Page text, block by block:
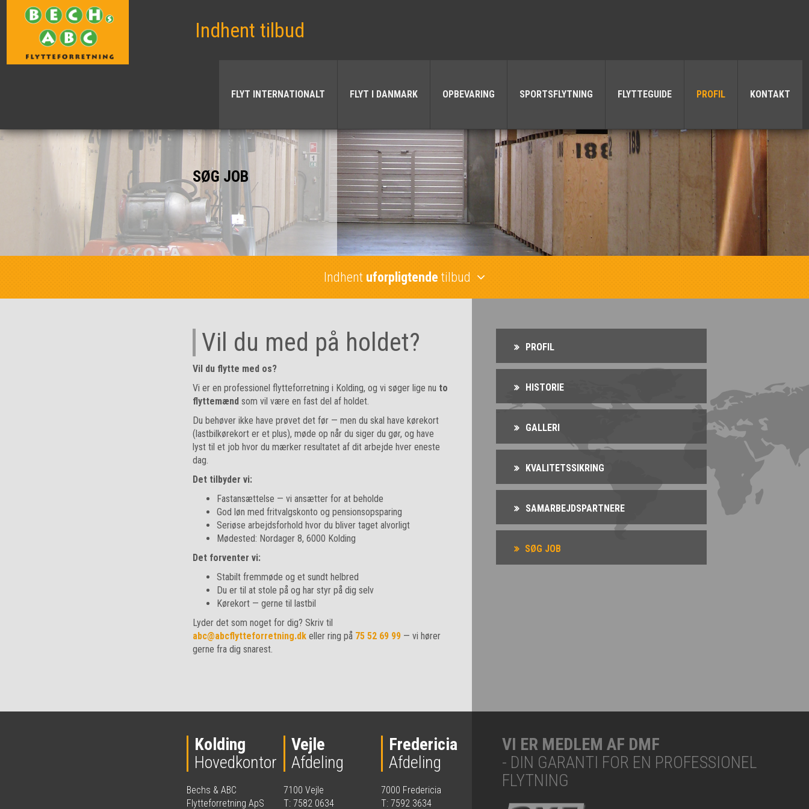
Indhent tilbud
FLYT INTERNATIONALT FLYT I DANMARK OPBEVARING SPORTSFLYTNING FLYTTEGUIDE PROFIL KONTAKT
SØG JOB
Indhent uforpligtende tilbud
Vil du med på holdet?
Vil du flytte med os?
Vi er en professionel flytteforretning i Kolding, og vi søger lige nu to
flyttemænd som vil være en fast del af holdet.
Du behøver ikke have prøvet det før — men du skal have kørekort
(lastbilkørekort er et plus), møde op når du siger du gør, og have
lyst til et job hvor du mærker resultatet af dit arbejde hver eneste
dag.
Det tilbyder vi:
Fastansættelse — vi ansætter for at beholde
God løn med fritvalgskonto og pensionsopsparing
Seriøse arbejdsforhold hvor du bliver taget alvorligt
Mødested: Nordager 8, 6000 Kolding
Det forventer vi:
Stabilt fremmøde og et sundt helbred
Du er til at stole på og har styr på dig selv
Kørekort — gerne til lastbil
Lyder det som noget for dig? Skriv til
abc@abcflytteforretning.dk eller ring på 75 52 69 99 — vi hører
gerne fra dig snarest.
PROFIL
HISTORIE
GALLERI
KVALITETSSIKRING
SAMARBEJDSPARTNERE
SØG JOB
Kolding
Hovedkontor
Bechs & ABC
Flytteforretning ApS
Vejle
Afdeling
7100 Vejle
T: 7582 0634
Fredericia
Afdeling
7000 Fredericia
T: 7592 3634
VI ER MEDLEM AF DMF
- DIN GARANTI FOR EN PROFESSIONEL
FLYTNING